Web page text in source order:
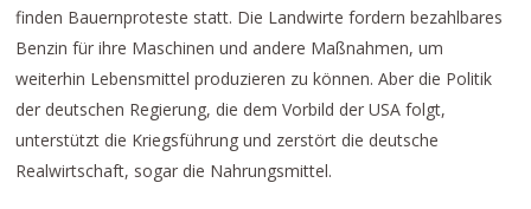
finden Bauernproteste statt. Die Landwirte fordern bezahlbares
Benzin für ihre Maschinen und andere Maßnahmen, um
weiterhin Lebensmittel produzieren zu können. Aber die Politik
der deutschen Regierung, die dem Vorbild der USA folgt,
unterstützt die Kriegsführung und zerstört die deutsche
Realwirtschaft, sogar die Nahrungsmittel.